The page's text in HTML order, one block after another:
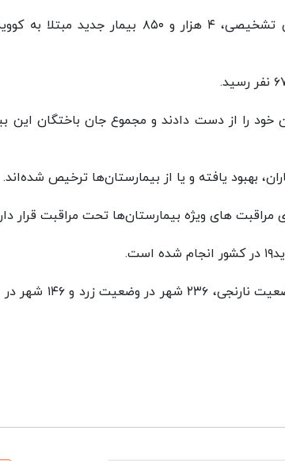
در حال حاضر ۸ شهر کشور در وضعیت قرمز،